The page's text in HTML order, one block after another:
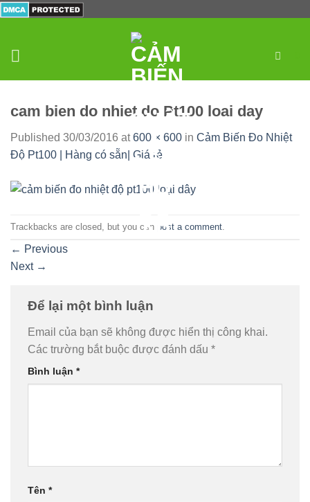
cam bien do nhiet do Pt100 loai day
Published 30/03/2016 at600 × 600 in Cảm Biến Đo Nhiệt
Độ Pt100 | Hàng có sẵn| Giá rẻ
Trackbacks are closed, but you can post a comment
← Previous
Next →
Để lại một bình luận
Email của bạn sẽ không được hiển thị công khai.
Các trường bắt buộc được đánh dấu *
Bình luận *
Tên *